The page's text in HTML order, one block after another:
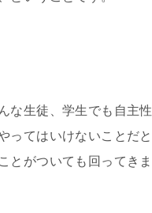
な生徒、学生でも自主性
ってはいけないことだと
とがついても回ってきま